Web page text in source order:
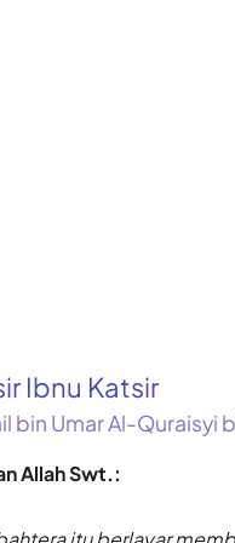
Ibnu Katsir
bin Umar Al-Quraisyi
Allah Swt.: